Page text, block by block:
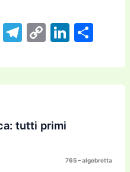
T
e
gr
m
C
p
y
n
Li
k
e
C
n
di
tutti primi
765 – algebretta